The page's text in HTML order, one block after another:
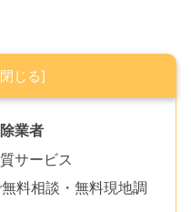
業者
サービス
料相談・無料現地調